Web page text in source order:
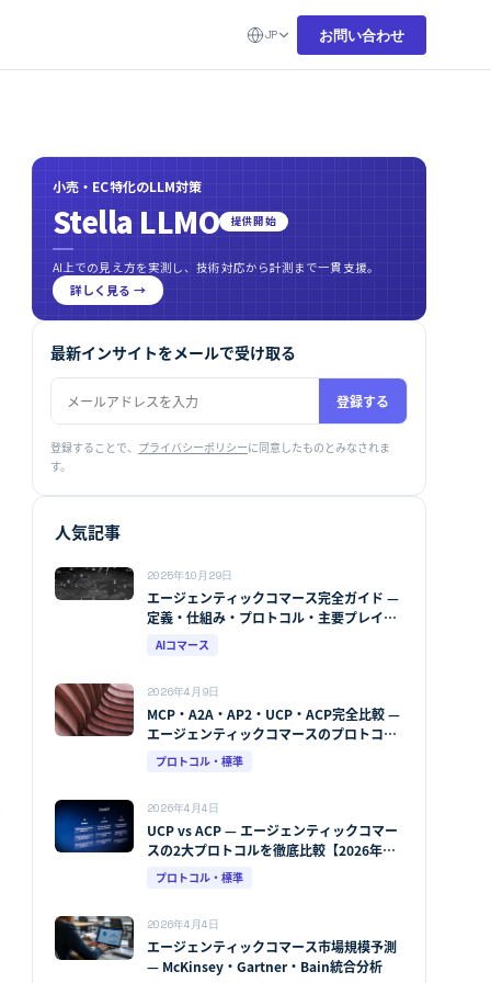
JP お問い合わせ
小売・EC特化のLLM対策
Stella LLMO 提供開始
AI上での見え方を実測し、技術対応から計測まで一貫支援。
詳しく見る →
最新インサイトをメールで受け取る
登録する
登録することで、 プライバシーポリシーに同意したものとみなされま
す。
人気記事
2025年10月29日
エージェンティックコマース完全ガイド —
定義・仕組み・プロトコル・主要プレイヤ
ー・市場予測【2026年版】
AIコマース
2026年4月9日
MCP・A2A・AP2・UCP・ACP完全比較 —
エージェンティックコマースのプロトコル
地図【2026年版】
プロトコル・標準
2026年4月4日
UCP vs ACP — エージェンティックコマー
スの2大プロトコルを徹底比較【2026年
版】
プロトコル・標準
2026年4月4日
エージェンティックコマース市場規模予測
— McKinsey・Gartner・Bain統合分析